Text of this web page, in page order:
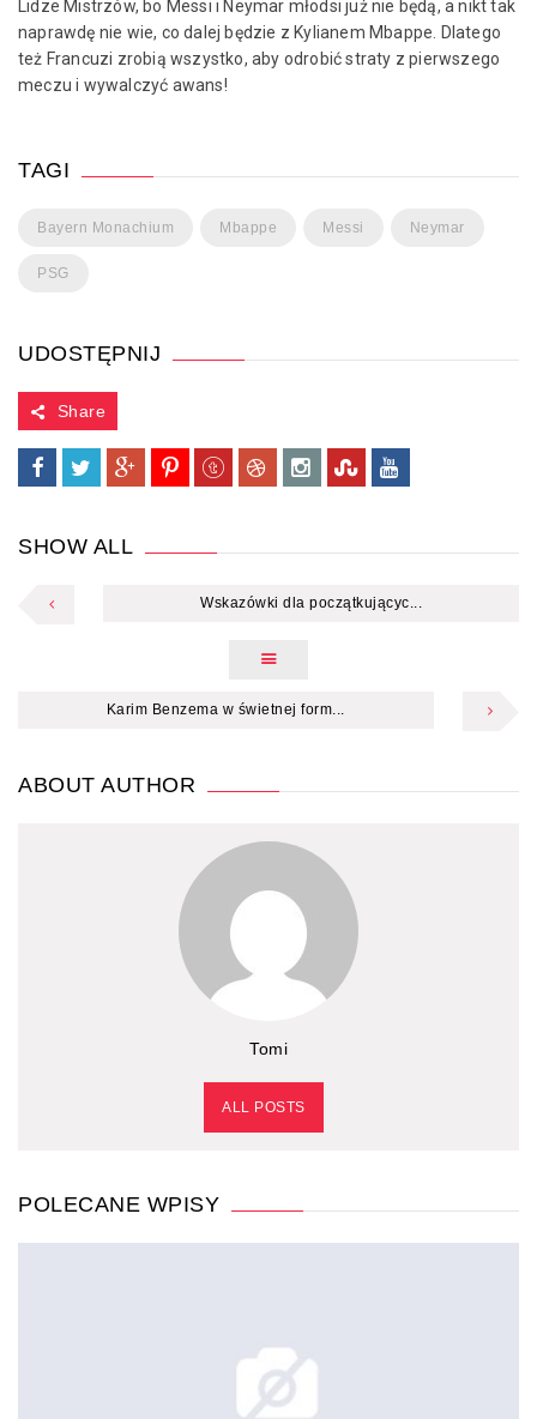
Lidze Mistrzów, bo Messi i Neymar młodsi już nie będą, a nikt tak
naprawdę nie wie, co dalej będzie z Kylianem Mbappe. Dlatego
też Francuzi zrobią wszystko, aby odrobić straty z pierwszego
meczu i wywalczyć awans!
TAGI
Bayern Monachium Mbappe Messi Neymar
PSG
UDOSTĘPNIJ
Share
SHOW ALL
Wskazówki dla początkującyc...
Karim Benzema w świetnej form...
ABOUT AUTHOR
Tomi
ALL POSTS
POLECANE WPISY